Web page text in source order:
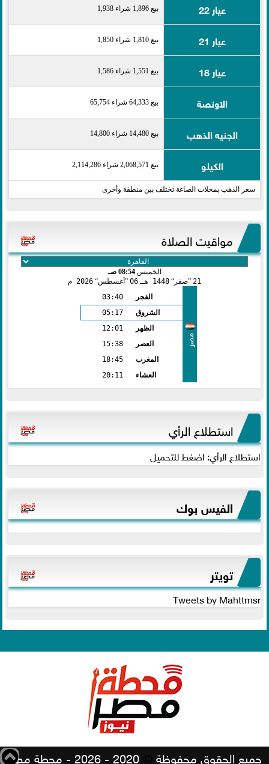
عيار 22 بيع 1,896 شراء 1,938
عيار 21 بيع 1,810 شراء 1,850
عيار 18 بيع 1,551 شراء 1,586
الاونصة بيع 64,333 شراء 65,754
الجنيه الذهب بيع 14,480 شراء 14,800
الكيلو بيع 2,068,571 شراء 2,114,286
سعر الذهب بمحلات الصاغة تختلف بين منطقة وأخرى
مواقيت الصلاة
الخميس08:54 صـ
21 صفر 1448 هـ 06 أغسطس 2026 م
مصر
الفجر
03:40
الشروق
05:17
الظهر
12:01
العصر
15:38
المغرب
18:45
العشاء
20:11
استطلاع الرأي
استطلاع الرأي: اضغط للتحميل
الفيس بوك
تويتر
Tweets by Mahttmsr
جميع الحقوق محفوظة 2020 - 2026 - محطة مصر